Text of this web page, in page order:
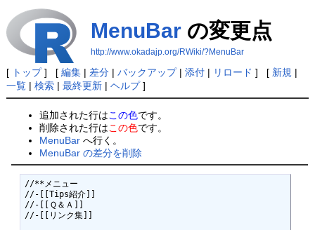
MenuBarの変更点
http://www.okadajp.org/RWiki/?MenuBar
[ トップ] [ 編集| 差分| バックアップ| 添付| リロード ] [ 新規 |
一覧| 検索| 最終更新| ヘルプ]
追加された行はこの色です。
削除された行はこの色です。
MenuBar へ行く。
MenuBar の差分を削除
//**メニュー
//-[[Tips紹介]]
//-[[Ｑ＆Ａ]]
//-[[リンク集]]